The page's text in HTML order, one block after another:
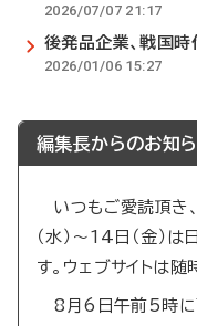
2026/07/07 21:17
後発品企業、戦国時
2026/01/06 15:27
編集長からのお知
いつもご愛読頂き
（水）～14日（金）
す。ウェブサイトは随
8月6日午前5時に